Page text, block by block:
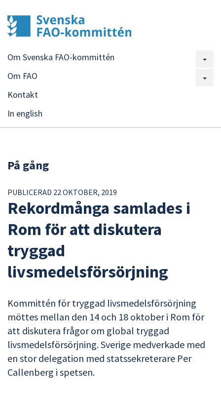
Om Svenska FAO-kommittén
Om FAO
Kontakt
In english
På gång
PUBLICERAD 22 OKTOBER, 2019
Rekordmånga samlades i
Rom för att diskutera
tryggad
livsmedelsförsörjning
Kommittén för tryggad livsmedelsförsörjning
möttes mellan den 14 och 18 oktober i Rom för
att diskutera frågor om global tryggad
livsmedelsförsörjning. Sverige medverkade med
en stor delegation med statssekreterare Per
Callenberg i spetsen.